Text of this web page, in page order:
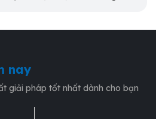
nay
giải pháp tốt nhất dành cho bạn